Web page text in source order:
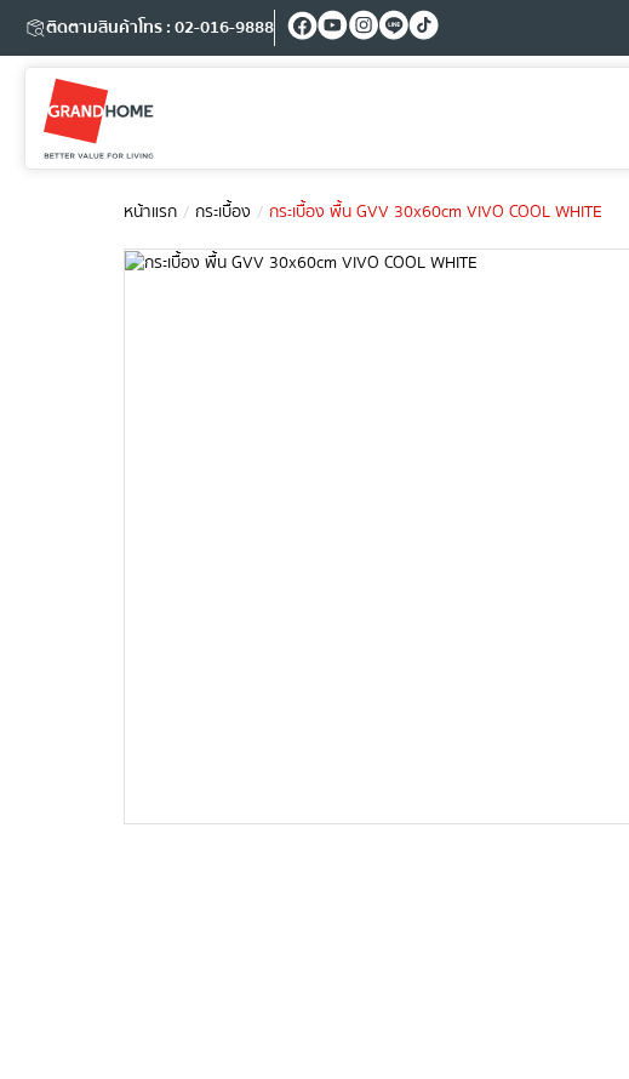
ติดตามสินค้าโทร : 02-016-9888
หน้าแรก กระเบื้อง กระเบื้อง พื้น GVV 30x60cm VIVO COOL WHITE